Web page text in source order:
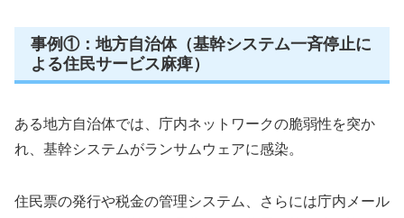
事例①：地方自治体（基幹システム一斉停止に
よる住民サービス麻痺）
ある地方自治体では、庁内ネットワークの脆弱性を突か
れ、基幹システムがランサムウェアに感染。
住民票の発行や税金の管理システム、さらには庁内メール